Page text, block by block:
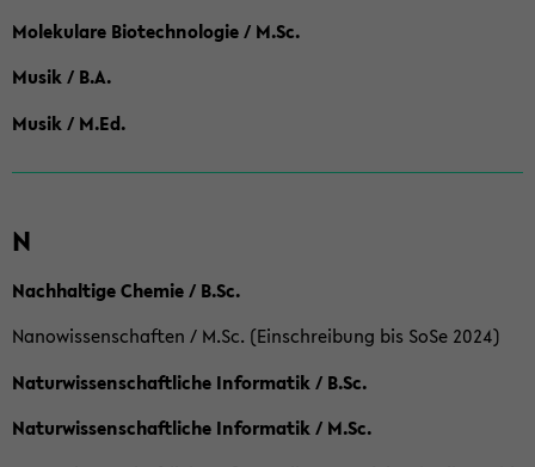
Molekulare Biotechnologie / M.Sc.
Musik / B.A.
Musik / M.Ed.
N
Nachhaltige Chemie / B.Sc.
Nanowissenschaften / M.Sc. (Einschreibung bis SoSe 2024)
Naturwissenschaftliche Informatik / B.Sc.
Naturwissenschaftliche Informatik / M.Sc.